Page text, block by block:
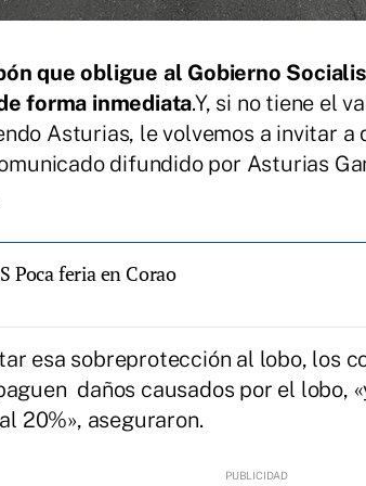
que obligue al Gobierno
forma inmediata.Y, si no tiene el
Asturias, le volvemos a invitar a
difundido por Asturias
Poca feria en Corao
esa sobreprotección al lobo, los
daños causados por el lobo,
20%», aseguraron.